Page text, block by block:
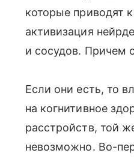
которые приводят
активизация
и сосудов. Причем
Если они есть, то
на когнитивное
расстройств, той
невозможно. Во-